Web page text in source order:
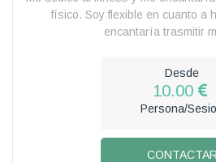
físico. Soy flexible en cuanto a
encantaría trasmitir
Desde
10.00
Persona/
CONTACTAR